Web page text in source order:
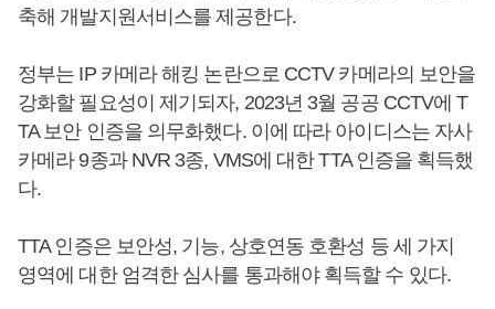
축해 개발지원서비스를 제공한다.
정부는 IP 카메라 해킹 논란으로 CCTV 카메라의 보안을
강화할 필요성이 제기되자, 2023년 3월 공공 CCTV에 T
TA 보안 인증을 의무화했다. 이에 따라 아이디스는 자사
카메라 9종과 NVR 3종, VMS에 대한 TTA 인증을 획득했
다.
TTA 인증은 보안성, 기능, 상호연동 호환성 등 세 가지
영역에 대한 엄격한 심사를 통과해야 획득할 수 있다.